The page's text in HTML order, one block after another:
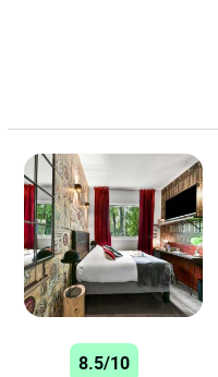
8.5/10